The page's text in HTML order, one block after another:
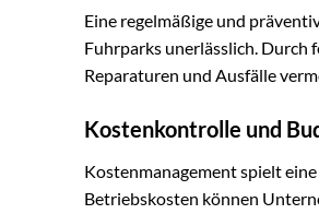
Eine regelmäßige und
Fuhrparks unerlässlich. Durch
Reparaturen und Ausfälle
Kostenkontrolle und
Kostenmanagement spielt
Betriebskosten können